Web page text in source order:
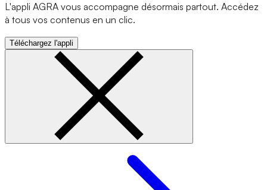
L'appli AGRA vous accompagne désormais partout. Accédez
à tous vos contenus en un clic.
Téléchargez l'appli